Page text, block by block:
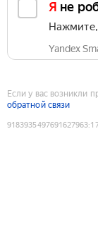
Я не
Yandex
Если у вас возникли
обратной связи
9183935497691627963: